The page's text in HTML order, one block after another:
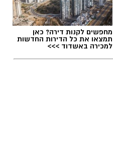
מחפשים לקנות דירה? כאן
תמצאו את כל הדירות החדשות
למכירה באשדוד >>>